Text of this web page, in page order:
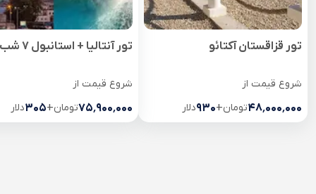
تور قزاقستان آکتائو
شروع قیمت از
۴۸٬۰۰۰٬۰۰۰تومان+۹۳۰دلار
تور آنتالیا + استانبول 7 شب
شروع قیمت از
۷۵٬۹۰۰٬۰۰۰تومان+۳۰۵دلار